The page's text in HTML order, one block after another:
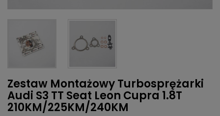
Zestaw Montażowy Turbosprężarki
Audi S3 TT Seat Leon Cupra 1.8T
210KM/225KM/240KM